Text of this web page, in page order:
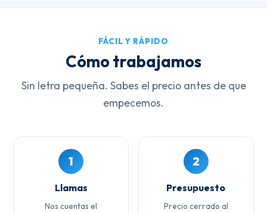
FÁCIL Y RÁPIDO
Cómo trabajamos
Sin letra pequeña. Sabes el precio antes de que
empecemos.
1
Llamas
Nos cuentas el
2
Presupuesto
Precio cerrado al